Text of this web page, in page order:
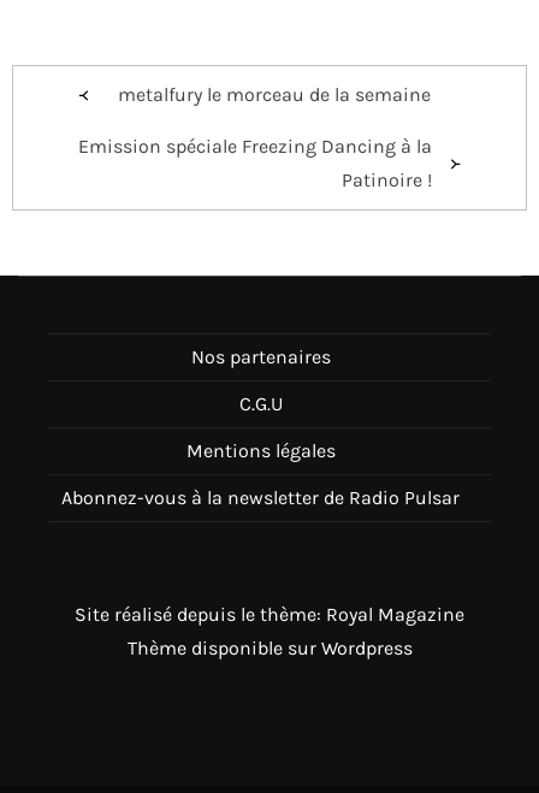
Navigation
l’article
metalfury le morceau de la semaine
Emission spéciale Freezing Dancing à la
Patinoire !
Nos partenaires
C.G.U
Mentions légales
Abonnez-vous à la newsletter de Radio Pulsar
Site réalisé depuis le thème: Royal Magazine
Thème disponible sur Wordpress